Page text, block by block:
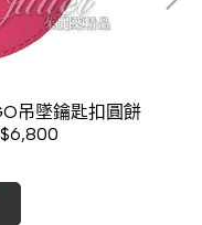
吊墜鑰匙扣圓餅